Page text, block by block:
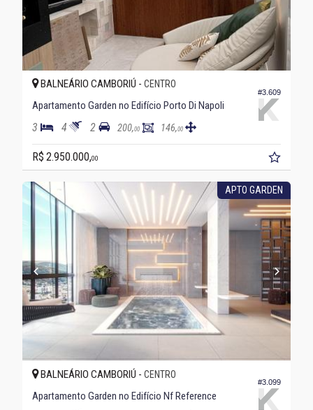
#3.609
BALNEÁRIO CAMBORIÚ - CENTRO
Apartamento Garden no Edifício Porto Di Napoli
3 4 2 200,00 146,00
R$ 2.950.000,00
APTO GARDEN
#3.099
BALNEÁRIO CAMBORIÚ - CENTRO
Apartamento Garden no Edifício Nf Reference